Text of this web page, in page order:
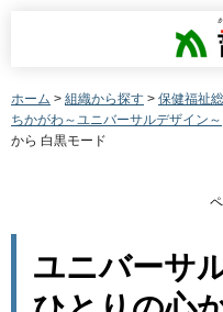
ホーム > 組織から探す > 保健福祉
ちかがわ～ユニバーサルデザイン～
から 白黒モード
ユニバーサ